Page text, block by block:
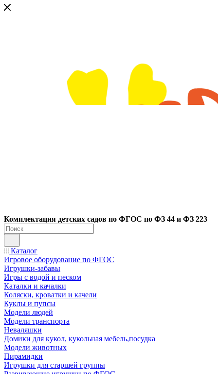
Комплектация детских садов по ФГОC по ФЗ 44 и ФЗ 223
Каталог
Игровое оборудование по ФГОС
Игрушки-забавы
Игры с водой и песком
Каталки и качалки
Коляски, кроватки и качели
Куклы и пупсы
Модели людей
Модели транспорта
Неваляшки
Домики для кукол, кукольная мебель,посудка
Модели животных
Пирамидки
Игрушки для старшей группы